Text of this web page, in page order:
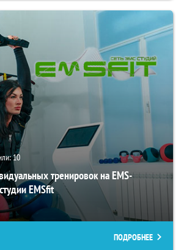
10
тренировок на EMS-
EMSfit
ПОДРОБНЕЕ